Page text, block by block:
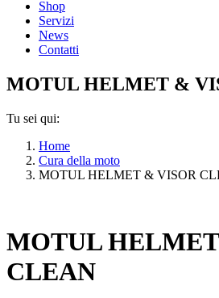
Shop
Servizi
News
Contatti
MOTUL HELMET &
Tu sei qui:
Home
Cura della moto
MOTUL HELMET & VISOR
MOTUL
CLEAN